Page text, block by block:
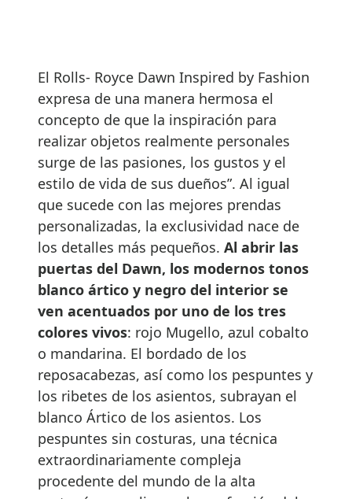
El Rolls- Royce Dawn Inspired by Fashion
expresa de una manera hermosa el
concepto de que la inspiración para
realizar objetos realmente personales
surge de las pasiones, los gustos y el
estilo de vida de sus dueños”. Al igual
que sucede con las mejores prendas
personalizadas, la exclusividad nace de
los detalles más pequeños. Al abrir las
puertas del Dawn, los modernos tonos
blanco ártico y negro del interior se
ven acentuados por uno de los tres
colores vivos: rojo Mugello, azul cobalto
o mandarina. El bordado de los
reposacabezas, así como los pespuntes y
los ribetes de los asientos, subrayan el
blanco Ártico de los asientos. Los
pespuntes sin costuras, una técnica
extraordinariamente compleja
procedente del mundo de la alta